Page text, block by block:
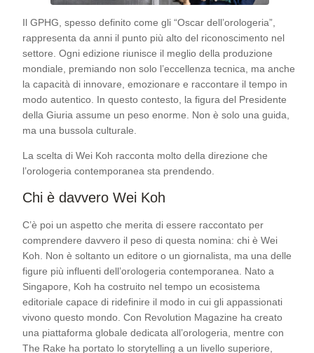
Il GPHG, spesso definito come gli “Oscar dell’orologeria”,
rappresenta da anni il punto più alto del riconoscimento nel
settore. Ogni edizione riunisce il meglio della produzione
mondiale, premiando non solo l’eccellenza tecnica, ma anche
la capacità di innovare, emozionare e raccontare il tempo in
modo autentico. In questo contesto, la figura del Presidente
della Giuria assume un peso enorme. Non è solo una guida,
ma una bussola culturale.
La scelta di Wei Koh racconta molto della direzione che
l’orologeria contemporanea sta prendendo.
Chi è davvero Wei Koh
C’è poi un aspetto che merita di essere raccontato per
comprendere davvero il peso di questa nomina: chi è Wei
Koh. Non è soltanto un editore o un giornalista, ma una delle
figure più influenti dell’orologeria contemporanea. Nato a
Singapore, Koh ha costruito nel tempo un ecosistema
editoriale capace di ridefinire il modo in cui gli appassionati
vivono questo mondo. Con Revolution Magazine ha creato
una piattaforma globale dedicata all’orologeria, mentre con
The Rake ha portato lo storytelling a un livello superiore,